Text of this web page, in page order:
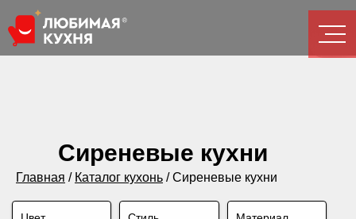
Сиреневые кухни
Главная / Каталог кухонь /Сиреневые кухни